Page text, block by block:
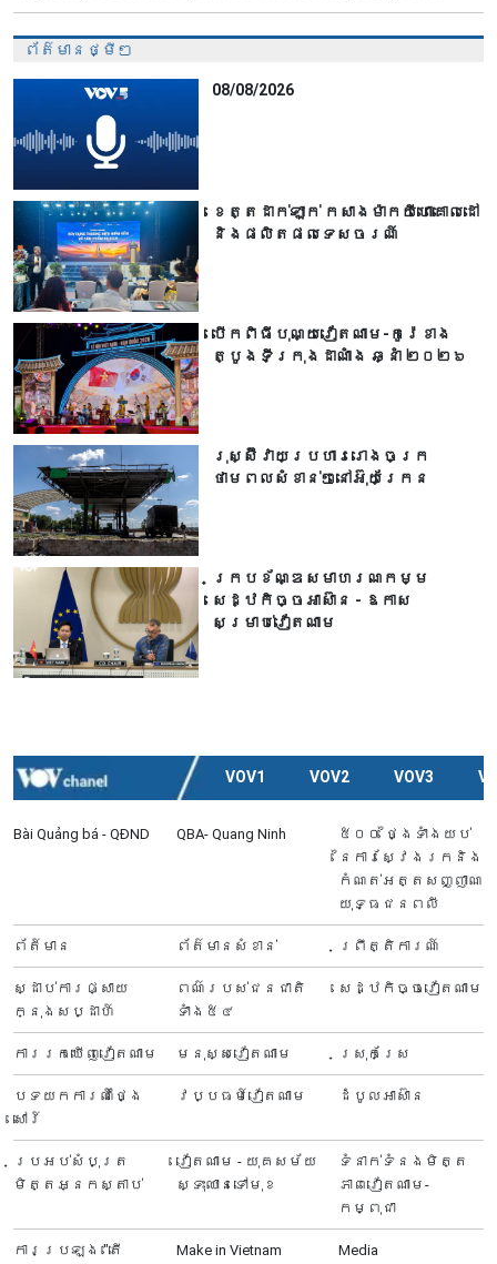
ព័ត៌មានថ្មីៗ
08/08/2026
ខេត្តដាក់ឡាក់ កសាងម៉ាកយីហោគោលដៅ
និងផលិតផលទេសចរណ៍
បើកពិធីបុណ្យវៀតណាម-កូរ៉េខាង
ត្បូងទីក្រុងដាណាំង ឆ្នាំ ២០២៦
រុស្ស៊ីវាយប្រហាររោងចក្រ
ថាមពលសំខាន់ៗនៅអ៊ុយក្រែន
ក្របខ័ណ្ឌសមាហរណកម្ម
សេដ្ឋកិច្ចអាស៊ាន - ឱកាស
សម្រាប់វៀតណាម
VOV1 VOV2 VOV3
Bài Quảng bá - QĐND QBA- Quang Ninh
៥០០ ថ្ងៃទាំងយប់
នៃការស្វែងរកនិង
កំណត់អត្តសញ្ញាណ
យុទ្ធជនពលី
ព័ត៍មាន ព័ត៌មានសំខាន់ ព្រឹត្តិការណ៍
ស្ដាប់ការផ្សាយ
ក្នុងសប្ដាហ៍
ពណ៌របស់ជនជាតិ
ទាំង៥៤
សេដ្ឋកិច្ចវៀតណាម
ការរកឃើញវៀតណាម មនុស្សវៀតណាម ស្រុកស្រែ
បទយកការណ៍ថ្ងៃ
សៅរ៍
វប្បធម៍វៀតណាម ដំបូលអាស៊ាន
ប្រអប់សំបុត្រ
មិត្តអ្នកស្តាប់
វៀតណាម - យុគសម័យ
ស្ទុះឈានទៅមុខ
ទំនាក់ទំនងមិត្ត
ភាពវៀតណាម-
កម្ពុជា
ការប្រឡង "តើ Make in Vietnam Media